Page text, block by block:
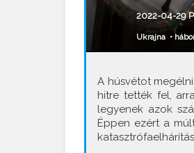
2022-04-29
Ukrajna•
A húsvétot
hitre tették fel,
legyenek azok
Éppen ezért a